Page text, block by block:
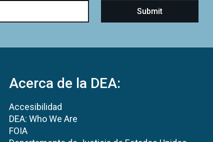
Acerca de la DEA:
Accesibilidad
DEA: Who We Are
FOIA